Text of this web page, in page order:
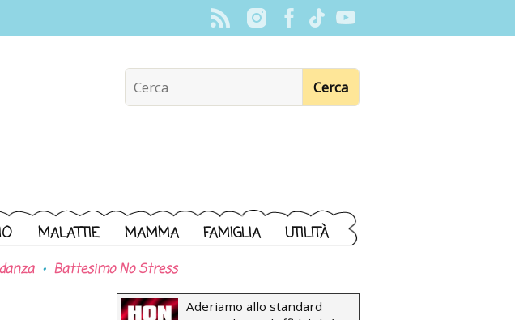
MALATTIE MAMMA FAMIGLIA UTILITÀ
Battesimo No Stress
Aderiamo allo standard